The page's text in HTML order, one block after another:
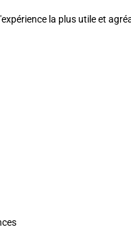
la plus utile et